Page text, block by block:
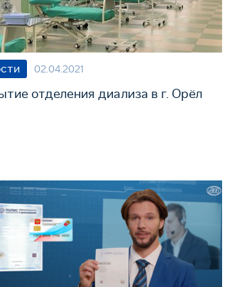
02.04.2021
отделения диализа в г. Орёл